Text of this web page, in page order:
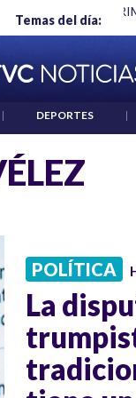
Temas del día:
"HABLAR NO ES UN
| DEPORTES |
POLÍTICA
La